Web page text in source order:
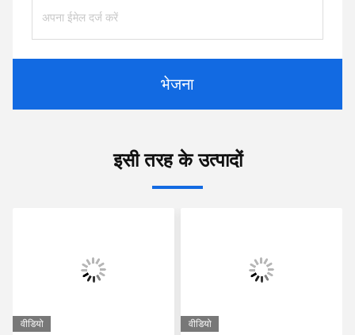
भेजना
इसी तरह के उत्पादों
वीडियो वीडियो